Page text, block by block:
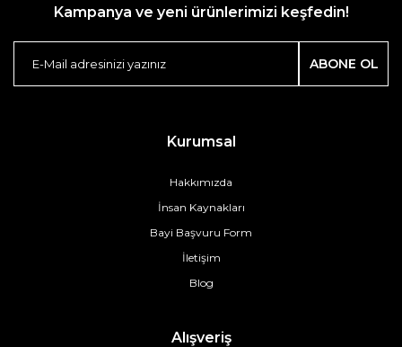
Kampanya ve yeni ürünlerimizi keşfedin!
ABONE OL
Kurumsal
Hakkımızda
İnsan Kaynakları
Bayi Başvuru Form
İletişim
Blog
Alışveriş